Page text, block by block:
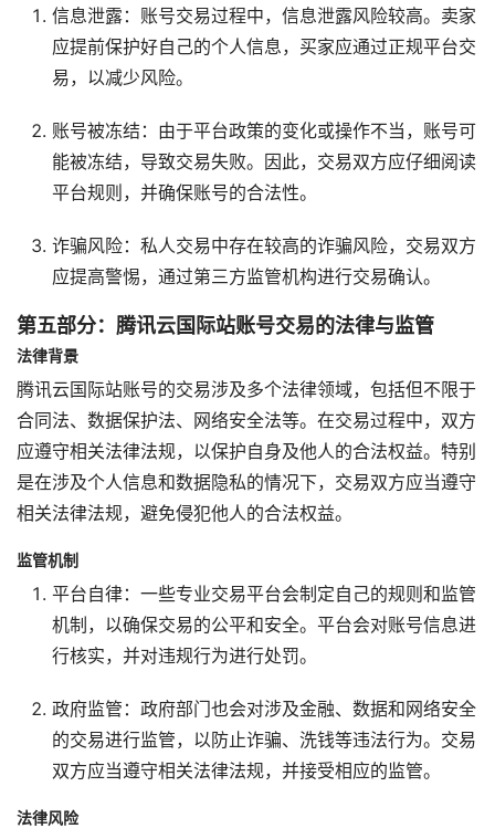
信息泄露：账号交易过程中，信息泄露风险较高。卖家
应提前保护好自己的个人信息，买家应通过正规平台交
易，以减少风险。
账号被冻结：由于平台政策的变化或操作不当，账号可
能被冻结，导致交易失败。因此，交易双方应仔细阅读
平台规则，并确保账号的合法性。
诈骗风险：私人交易中存在较高的诈骗风险，交易双方
应提高警惕，通过第三方监管机构进行交易确认。
第五部分：腾讯云国际站账号交易的法律与监管
法律背景
腾讯云国际站账号的交易涉及多个法律领域，包括但不限于
合同法、数据保护法、网络安全法等。在交易过程中，双方
应遵守相关法律法规，以保护自身及他人的合法权益。特别
是在涉及个人信息和数据隐私的情况下，交易双方应当遵守
相关法律法规，避免侵犯他人的合法权益。
监管机制
平台自律：一些专业交易平台会制定自己的规则和监管
机制，以确保交易的公平和安全。平台会对账号信息进
行核实，并对违规行为进行处罚。
政府监管：政府部门也会对涉及金融、数据和网络安全
的交易进行监管，以防止诈骗、洗钱等违法行为。交易
双方应当遵守相关法律法规，并接受相应的监管。
法律风险